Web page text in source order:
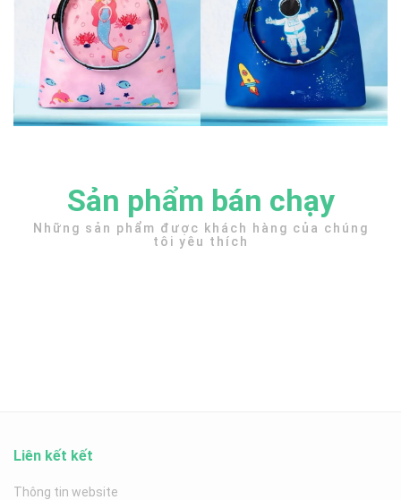
Sản phẩm bán chạy
Những sản phẩm được khách hàng của chúng
tôi yêu thích
Liên kết kết
Thông tin website